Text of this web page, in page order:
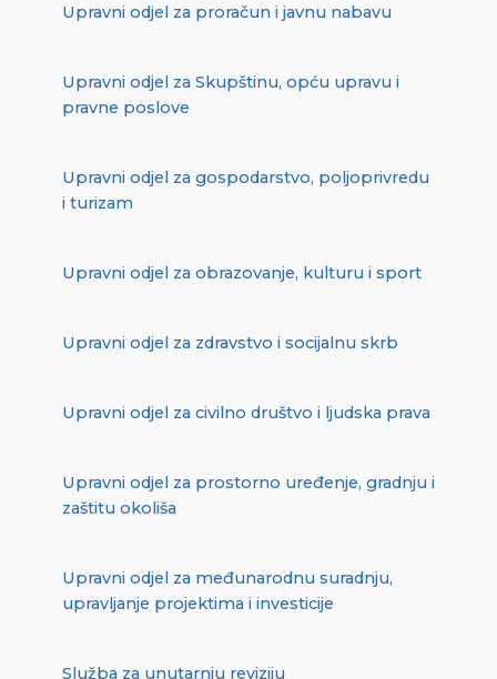
Upravni odjel za proračun i javnu nabavu
Upravni odjel za Skupštinu, opću upravu i
pravne poslove
Upravni odjel za gospodarstvo, poljoprivredu
i turizam
Upravni odjel za obrazovanje, kulturu i sport
Upravni odjel za zdravstvo i socijalnu skrb
Upravni odjel za civilno društvo i ljudska prava
Upravni odjel za prostorno uređenje, gradnju i
zaštitu okoliša
Upravni odjel za međunarodnu suradnju,
upravljanje projektima i investicije
Služba za unutarnju reviziju